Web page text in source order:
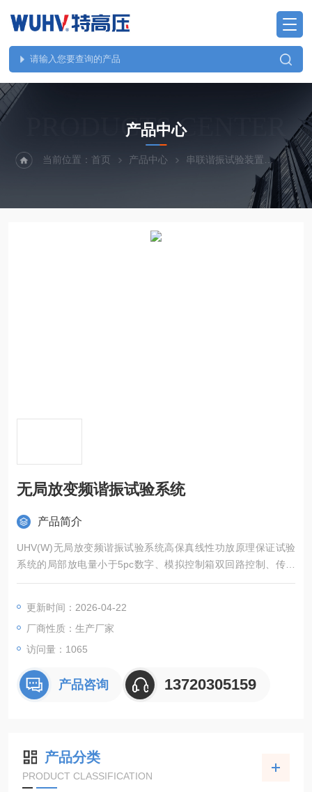
PRODUCTS CENTER
产品中心
当前位置：首页 产品中心 串联谐振试验装置
无局放变频谐振试验系统
产品简介
UHV(W)无局放变频谐振试验系统高保真线性功放原理保证试验
系统的局部放电量小于5pc数字、模拟控制箱双回路控制、传输
可记录并绘制高压U/T、I/T 试验曲线。
更新时间：2026-04-22
厂商性质：生产厂家
访问量：1065
产品咨询 13720305159
产品分类
PRODUCT CLASSIFICATION